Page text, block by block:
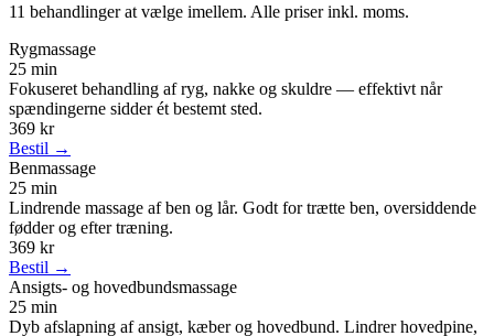
11 behandlinger at vælge imellem. Alle priser inkl. moms.
Rygmassage
25 min
Fokuseret behandling af ryg, nakke og skuldre — effektivt når
spændingerne sidder ét bestemt sted.
369 kr
Bestil →
Benmassage
25 min
Lindrende massage af ben og lår. Godt for trætte ben, oversiddende
fødder og efter træning.
369 kr
Bestil →
Ansigts- og hovedbundsmassage
25 min
Dyb afslapning af ansigt, kæber og hovedbund. Lindrer hovedpine,